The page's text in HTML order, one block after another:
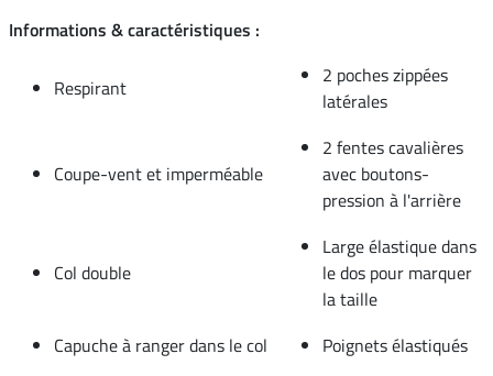
Informations & caractéristiques :
Respirant
2 poches zippées
latérales
Coupe-vent et imperméable
2 fentes cavalières
avec boutons-
pression à l'arrière
Col double
Large élastique dans
le dos pour marquer
la taille
Capuche à ranger dans le col
Poignets élastiqués